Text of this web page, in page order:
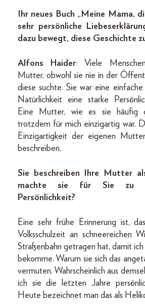
Ihr neues Buch „Meine Mama,
sehr persönliche
dazu bewegt, diese Geschichte
Alfons Haider: Viele
Mutter, obwohl sie nie in der
diese suchte. Sie war eine
Natürlichkeit eine starke
Eine Mutter, wie es sie häufig
trotzdem für mich einzigartig war.
Einzigartigkeit der eigenen
beschreiben.
Sie beschreiben Ihre Mutter
machte sie für Sie zu
Persönlichkeit?
Eine sehr frühe Erinnerung ist,
Volksschulzeit an schneereichen
Straßenbahn getragen hat, damit ich
bekomme. Warum sie sich das
vermuten. Wahrscheinlich aus
ich sie die letzten Jahre
Heute bezeichnet man das als